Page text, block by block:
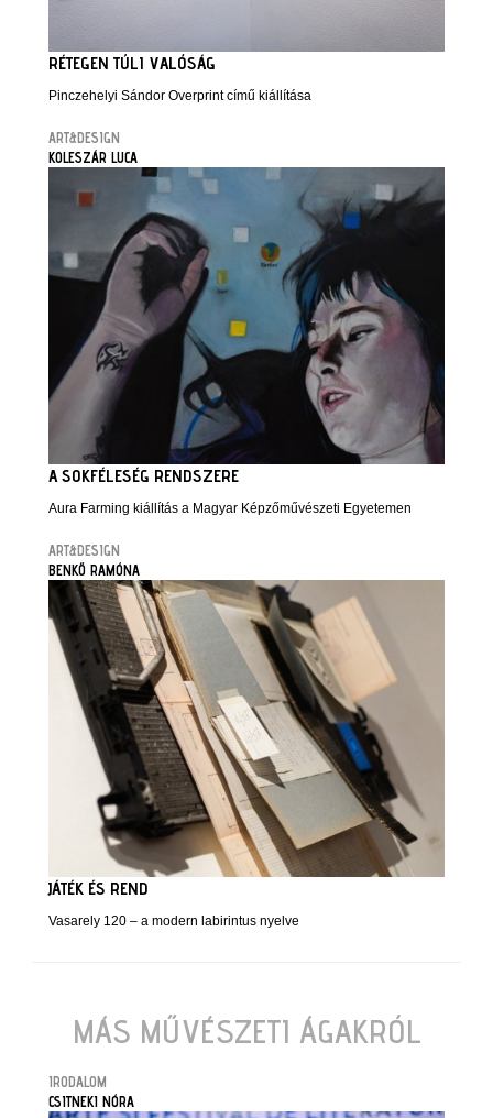
RÉTEGEN TÚLI VALÓSÁG
Pinczehelyi Sándor Overprint című kiállítása
ART&DESIGN
KOLESZÁR LUCA
A SOKFÉLESÉG RENDSZERE
Aura Farming kiállítás a Magyar Képzőművészeti Egyetemen
ART&DESIGN
BENKŐ RAMÓNA
JÁTÉK ÉS REND
Vasarely 120 – a modern labirintus nyelve
MÁS MŰVÉSZETI ÁGAKRÓL
IRODALOM
CSITNEKI NÓRA